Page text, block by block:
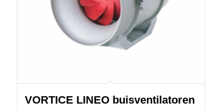
VORTICE LINEO buisventilatoren